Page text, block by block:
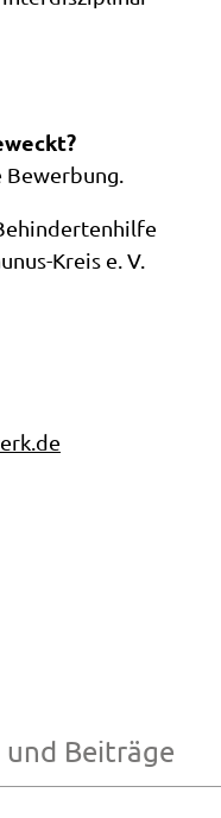
Kreis e. V.
Beiträge